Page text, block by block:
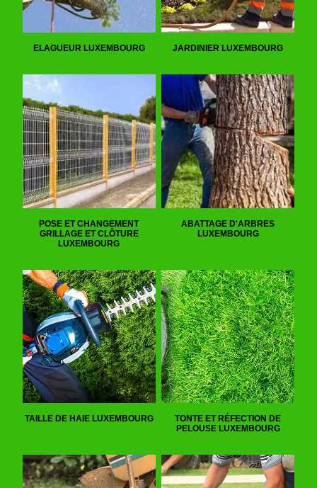
ELAGUEUR LUXEMBOURG JARDINIER LUXEMBOURG
POSE ET CHANGEMENT
GRILLAGE ET CLÔTURE
LUXEMBOURG
ABATTAGE D'ARBRES
LUXEMBOURG
TAILLE DE HAIE LUXEMBOURG
TONTE ET RÉFECTION DE
PELOUSE LUXEMBOURG